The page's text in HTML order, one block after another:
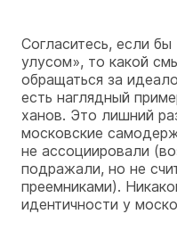
Согласитесь, если
улусом», то какой
обращаться за
есть наглядный
ханов. Это лишний
московские
не ассоциировали
подражали, но не
преемниками).
идентичности у